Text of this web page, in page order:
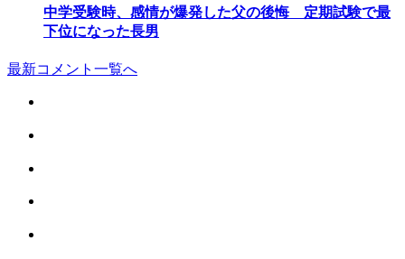
中学受験時、感情が爆発した父の後悔 定期試験で最
下位になった長男
最新コメント一覧へ